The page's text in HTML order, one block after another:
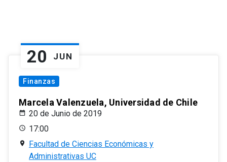
20 JUN
Finanzas
Marcela Valenzuela, Universidad de Chile
20 de Junio de 2019
17:00
Facultad de Ciencias Económicas y
Administrativas UC